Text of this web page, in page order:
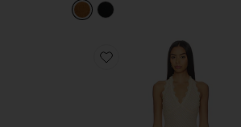
Favorite Stars Align Midi Dress